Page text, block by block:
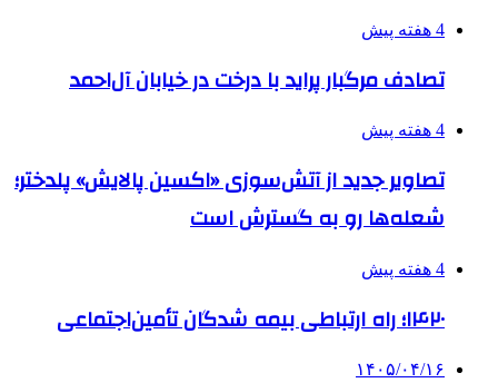
4 هفته پیش
تصادف مرگبار پراید با درخت در خیابان آل‌احمد
4 هفته پیش
تصاویر جدید از آتش‌سوزی «اکسین پالایش» پلدختر؛
شعله‌ها رو به گسترش است
4 هفته پیش
۱۴۲۰؛ راه ارتباطی بیمه شدگان تأمین‌اجتماعی
۱۴۰۵/۰۴/۱۶